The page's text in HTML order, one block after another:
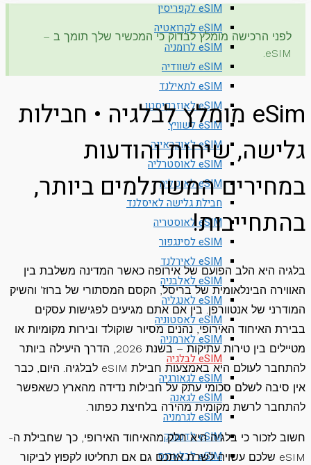
eSIM לקפריסין
eSIM לקרואטיה
eSIM לרומניה
eSIM לשוודיה
eSIM לתאילנד
eSIM לאוזבקיסטן
eSIM לשוויץ
eSIM לאוקראינה
eSIM לאוסטרליה
eSIM לאיטליה
חבילת גלישה לאיסלנד
eSIM לאוסטריה
eSIM לסינגפור
eSIM לאירלנד
eSIM לאלבניה
eSIM לאנגליה
eSIM לאסטוניה
eSIM לארמניה
eSIM לבלגיה
eSIM לגאורגיה
eSIM לגאנה
eSIM לגרמניה
eSIM לדנמרק
eSIM לבלארוס
הרכישה מומלץ לבדוק כי המכשיר שלך תומך ב –
eSim מומלץ לבלגיה • חבילות
שיחות והודעות
המשתלמים ביותר,
היא הלב הפועם של אירופה כאשר המדינה משלבת בין
הבינלאומית של בריסל, הקסם המסתורי של ברוז' והשיק
של אנטוורפן. בין אם אתם מגיעים לפגישות עסקים
האיחוד האירופי, נהנים מסיור שוקולד ובירות מקומיות או
מטיילים בין טירות עתיקות – בשנת 2026, הדרך היעילה ביותר
להתחבר לעולם היא באמצעות חבילת eSIM לבלגיה. היום, כבר
סיבה לשלם סכומי עתק על חבילות נדידה מהארץ כשאפשר
לרשת מקומית מהירה בלחיצת כפתור.
לזכור כי בלגיה היא חלק מהאיחוד האירופי, כך שחבילת ה-
eSIM שלכם עשויה לשרת אתכם גם אם תחליטו לקפוץ לביקור